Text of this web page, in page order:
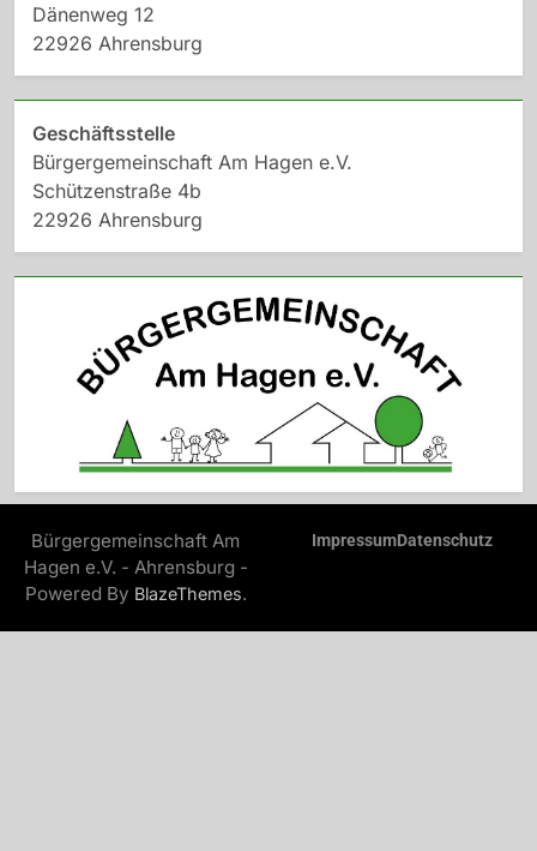
Dänenweg 12
22926 Ahrensburg
Geschäftsstelle
Bürgergemeinschaft Am Hagen e.V.
Schützenstraße 4b
22926 Ahrensburg
Bürgergemeinschaft Am
Hagen e.V. - Ahrensburg -
Powered By BlazeThemes.
ImpressumDatenschutz